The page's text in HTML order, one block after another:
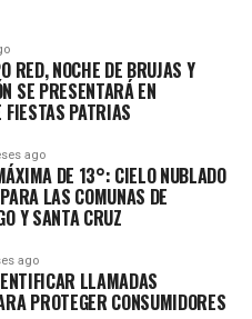
RED, NOCHE DE BRUJAS Y
SE PRESENTARÁ EN
FIESTAS PATRIAS
ago
DE 13°: CIELO NUBLADO
LAS COMUNAS DE
Y SANTA CRUZ
ago
LLAMADAS
PROTEGER CONSUMIDORES